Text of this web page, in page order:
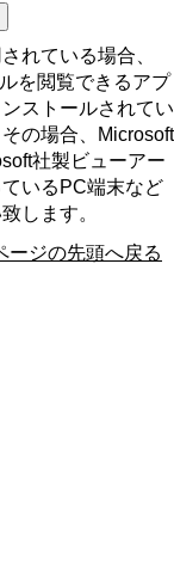
れている場合、
を閲覧できるアプ
ストールされてい
の場合、Microsoft
社製ビューアー
いるPC端末など
します。
ージの先頭へ戻る